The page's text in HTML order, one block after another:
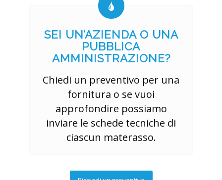
SEI UN’AZIENDA O UNA
PUBBLICA
AMMINISTRAZIONE?
Chiedi un preventivo per una
fornitura o se vuoi
approfondire possiamo
inviare le schede tecniche di
ciascun materasso.